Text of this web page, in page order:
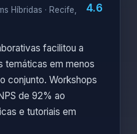
Híbridas · Recife,
4.6
facilitou a
temáticas em menos
conjunto. Workshops
de 92% ao
e tutoriais em